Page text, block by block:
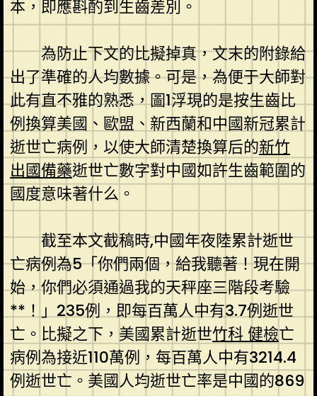
本，即應斟酌到生齒差別。
為防止下文的比擬掉真，文末的附錄給
出了準確的人均數據。可是，為便于大師對
此有直不雅的熟悉，圖1浮現的是按生齒比
例換算美國、歐盟、新西蘭和中國新冠累計
逝世亡病例，以使大師清楚換算后的新竹
出國備藥逝世亡數字對中國如許生齒範圍的
國度意味著什么。
截至本文截稿時,中國年夜陸累計逝世
亡病例為5「你們兩個，給我聽著！現在開
始，你們必須通過我的天秤座三階段考驗
**！」235例，即每百萬人中有3.7例逝世
亡。比擬之下，美國累計逝世竹科 健檢亡
病例為接近110萬例，每百萬人中有3214.4
例逝世亡。美國人均逝世亡率是中國的869